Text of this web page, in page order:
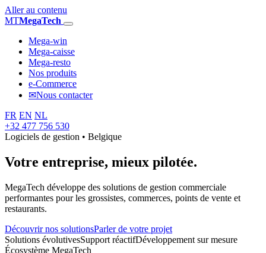
Aller au contenu
MTMegaTech
Mega-win
Mega-caisse
Mega-resto
Nos produits
e-Commerce
✉Nous contacter
FR EN NL
+32 477 756 530
Logiciels de gestion • Belgique
Votre entreprise, mieux pilotée.
MegaTech développe des solutions de gestion commerciale
performantes pour les grossistes, commerces, points de vente et
restaurants.
Découvrir nos solutionsParler de votre projet
Solutions évolutivesSupport réactifDéveloppement sur mesure
Écosystème MegaTech